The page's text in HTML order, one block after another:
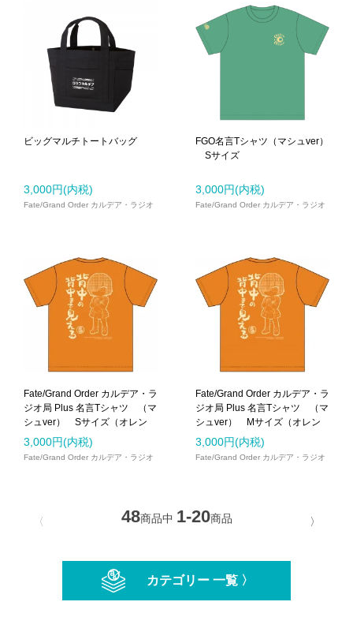
ビッグマルチトートバッグ
3,000円(内税)
Fate/Grand Order カルデア・ラジオ
FGO名言Tシャツ（マシュver）
Sサイズ
3,000円(内税)
Fate/Grand Order カルデア・ラジオ
Fate/Grand Order カルデア・ラ
ジオ局 Plus 名言Tシャツ （マ
シュver） Sサイズ（オレン
ジ）
3,000円(内税)
Fate/Grand Order カルデア・ラジオ
Fate/Grand Order カルデア・ラ
ジオ局 Plus 名言Tシャツ （マ
シュver） Mサイズ（オレン
ジ）
3,000円(内税)
Fate/Grand Order カルデア・ラジオ
〈 48商品中 1-20商品 〉
カテゴリー 一覧 〉